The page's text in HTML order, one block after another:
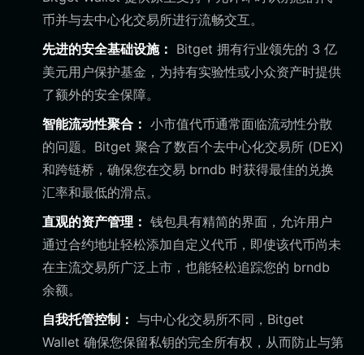
币并与去中心化交易所进行流畅交互。
先进的安全基础设施： Bitget 拥有行业领先的 3 亿
美元用户保护基金，为持有实验性或小众资产时提供
了额外的安全保障。
智能流动性聚合： 小市值代币通常面临流动性分散
的问题。Bitget 聚合了数百个去中心化交易所 (DEX)
和跨链桥，确保您在交易 brndb 时获得最佳的兑换
汇率和最低的滑点。
直观的资产管理： 钱包具有精简的界面，允许用户
通过合约地址轻松添加自定义代币，即使该代币尚未
在主流交易所广泛上市，也能轻松追踪您的 brndb
余额。
自我托管控制： 与中心化交易所不同，Bitget
Wallet 确保您保留私钥的完全所有权，从而防止与第